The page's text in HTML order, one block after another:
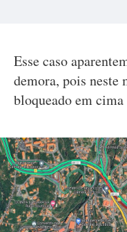
Esse caso
demora, pois neste
bloqueado em cima